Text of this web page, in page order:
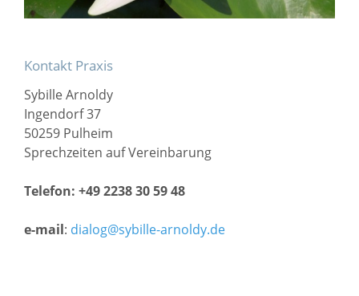
Kontakt Praxis
Sybille Arnoldy
Ingendorf 37
50259 Pulheim
Sprechzeiten auf Vereinbarung
Telefon: +49 2238 30 59 48
e-mail: dialog@sybille-arnoldy.de